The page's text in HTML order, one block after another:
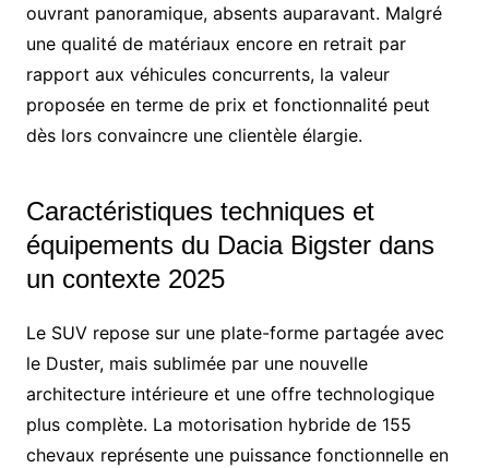
ouvrant panoramique, absents auparavant. Malgré
une qualité de matériaux encore en retrait par
rapport aux véhicules concurrents, la valeur
proposée en terme de prix et fonctionnalité peut
dès lors convaincre une clientèle élargie.
Caractéristiques techniques et
équipements du Dacia Bigster dans
un contexte 2025
Le SUV repose sur une plate-forme partagée avec
le Duster, mais sublimée par une nouvelle
architecture intérieure et une offre technologique
plus complète. La motorisation hybride de 155
chevaux représente une puissance fonctionnelle en